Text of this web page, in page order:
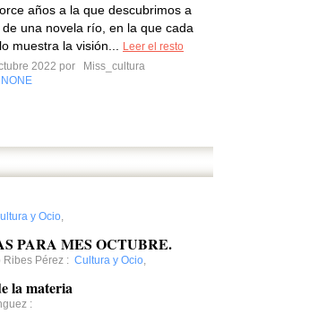
años a la que descubrimos a
una novela río, en la que cada
muestra la visión...
Leer el resto
2022 por
Miss_cultura
NONE
y Ocio,
PARA MES OCTUBRE.
Ribes Pérez : Cultura y Ocio,
la materia
: